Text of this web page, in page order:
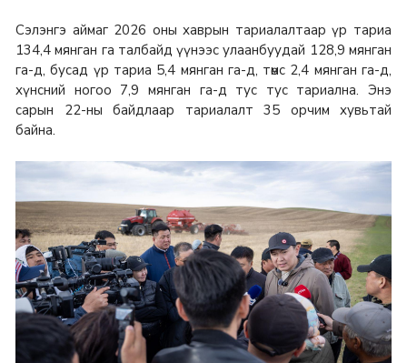
Сэлэнгэ аймаг 2026 оны хаврын тариалалтаар үр тариа
134,4 мянган га талбайд үүнээс улаанбуудай 128,9 мянган
га-д, бусад үр тариа 5,4 мянган га-д, төмс 2,4 мянган га-д,
хүнсний ногоо 7,9 мянган га-д тус тус тариална. Энэ
сарын 22-ны байдлаар тариалалт 35 орчим хувьтай
байна.